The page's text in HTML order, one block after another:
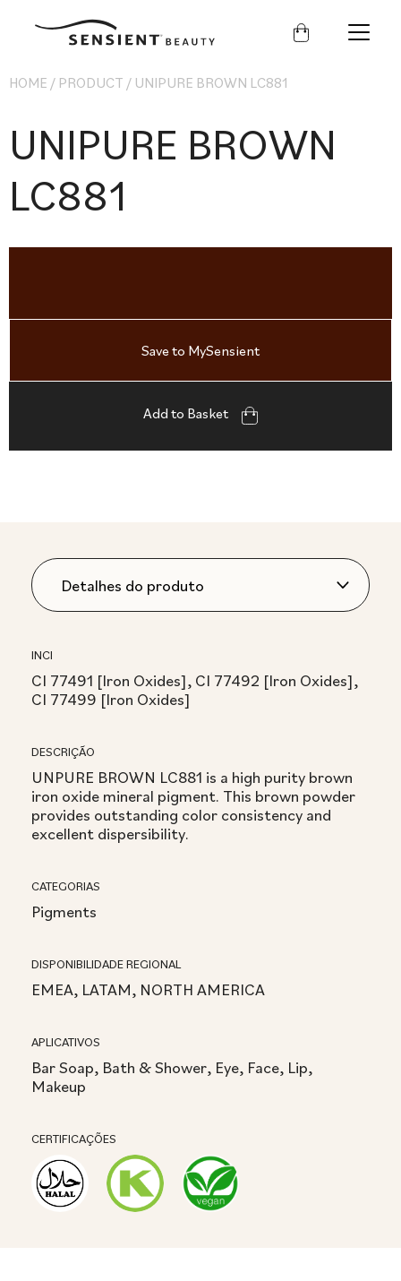
Sensient
HOME / PRODUCT / UNIPURE BROWN LC881
UNIPURE BROWN
LC881
Save to MySensient
Add to Basket
INCI
CI 77491 [Iron Oxides], CI 77492 [Iron Oxides],
CI 77499 [Iron Oxides]
DESCRIÇÃO
UNPURE BROWN LC881 is a high purity brown
iron oxide mineral pigment. This brown powder
provides outstanding color consistency and
excellent dispersibility.
CATEGORIAS
Pigments
DISPONIBILIDADE REGIONAL
EMEA, LATAM, NORTH AMERICA
APLICATIVOS
Bar Soap, Bath & Shower, Eye, Face, Lip,
Makeup
CERTIFICAÇÕES